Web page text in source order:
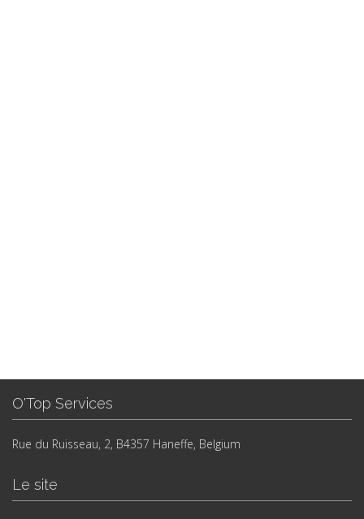
O'Top Services
Rue du Ruisseau, 2, B4357 Haneffe, Belgium
Le site